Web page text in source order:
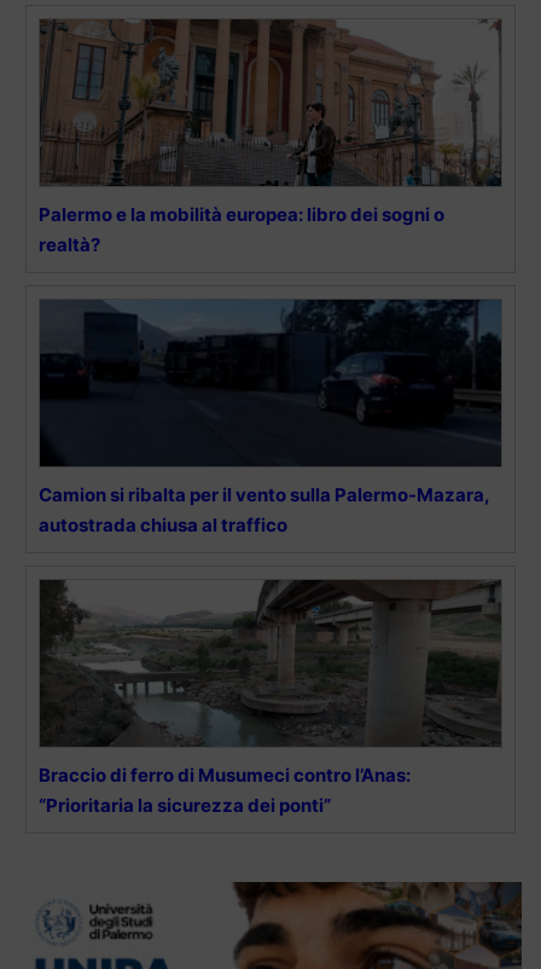
Palermo e la mobilità europea: libro dei sogni o
realtà?
Camion si ribalta per il vento sulla Palermo-Mazara,
autostrada chiusa al traffico
Braccio di ferro di Musumeci contro l’Anas:
“Prioritaria la sicurezza dei ponti”